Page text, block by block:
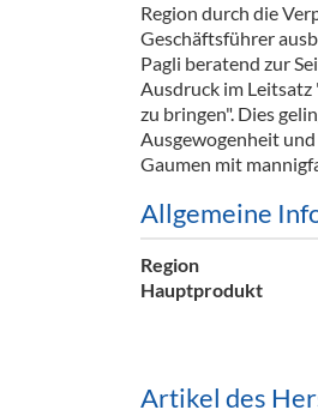
Ausschankwagen
Gläser
Theken + Zubehör
Region durch die
Geschäftsführer
Pagli beratend zur
Ausdruck im Leitsatz
zu bringen". Dies
Ausgewogenheit
Gaumen mit
Allgemeine
Region
Hauptprodukt
Artikel des